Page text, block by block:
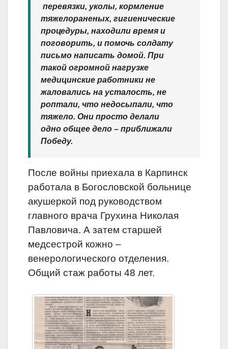
перевязки, уколы, кормление
тяжелораненых, гигиенические
процедуры, находили время и
поговорить, и помочь солдату
письмо написать домой. При
такой огромной нагрузке
медицинские работники не
жаловались на усталость, не
роптали, что недосыпали, что
тяжело. Они просто делали
одно общее дело – приближали
Победу.
После войны приехала в Карпинск
работала в Богословской больнице
акушеркой под руководством
главного врача Грухина Николая
Павловича. А затем старшей
медсестрой кожно –
венерологического отделения.
Общий стаж работы 48 лет.